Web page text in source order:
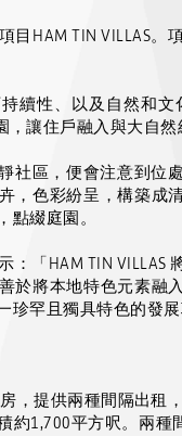
目 HAM TIN VILLAS。
續性、以及自然和
，讓住戶融入與大自
社區，便會注意到位
，色彩紛呈，構築成
點綴庭園。
：「HAM TIN VILLAS
於將本地特色元素融
珍罕且獨具特色的發展
，提供兩種間隔出租
約1,700平方呎。兩種